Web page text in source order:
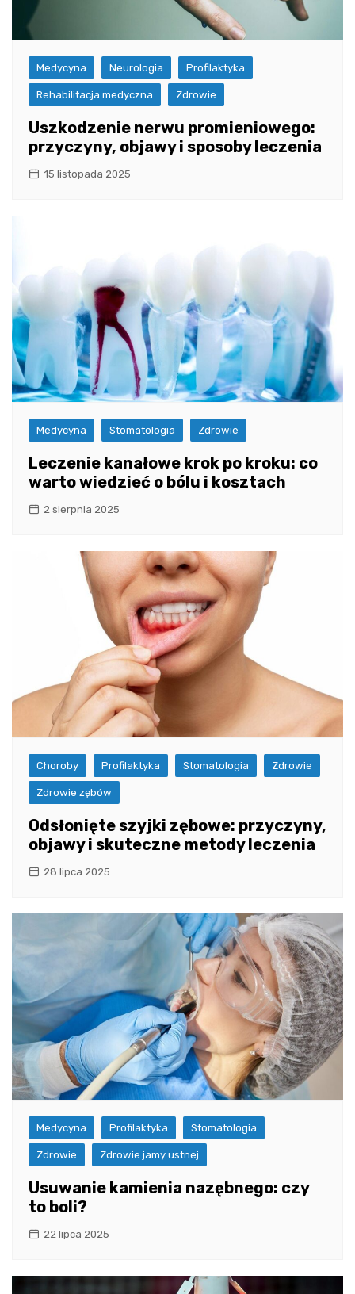
Medycyna Neurologia Profilaktyka
Rehabilitacja medyczna Zdrowie
Uszkodzenie nerwu promieniowego:
przyczyny, objawy i sposoby leczenia
15 listopada 2025
Medycyna Stomatologia Zdrowie
Leczenie kanałowe krok po kroku: co
warto wiedzieć o bólu i kosztach
2 sierpnia 2025
Choroby Profilaktyka Stomatologia Zdrowie
Zdrowie zębów
Odsłonięte szyjki zębowe: przyczyny,
objawy i skuteczne metody leczenia
28 lipca 2025
Medycyna Profilaktyka Stomatologia
Zdrowie Zdrowie jamy ustnej
Usuwanie kamienia nazębnego: czy
to boli?
22 lipca 2025